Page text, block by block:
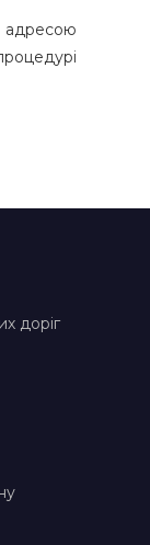
доріг